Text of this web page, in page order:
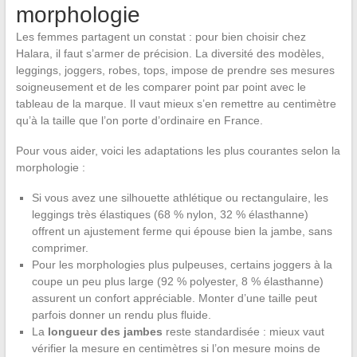
morphologie
Les femmes partagent un constat : pour bien choisir chez
Halara, il faut s’armer de précision. La diversité des modèles,
leggings, joggers, robes, tops, impose de prendre ses mesures
soigneusement et de les comparer point par point avec le
tableau de la marque. Il vaut mieux s’en remettre au centimètre
qu’à la taille que l’on porte d’ordinaire en France.
Pour vous aider, voici les adaptations les plus courantes selon la
morphologie :
Si vous avez une silhouette athlétique ou rectangulaire, les
leggings très élastiques (68 % nylon, 32 % élasthanne)
offrent un ajustement ferme qui épouse bien la jambe, sans
comprimer.
Pour les morphologies plus pulpeuses, certains joggers à la
coupe un peu plus large (92 % polyester, 8 % élasthanne)
assurent un confort appréciable. Monter d’une taille peut
parfois donner un rendu plus fluide.
La longueur des jambes reste standardisée : mieux vaut
vérifier la mesure en centimètres si l’on mesure moins de